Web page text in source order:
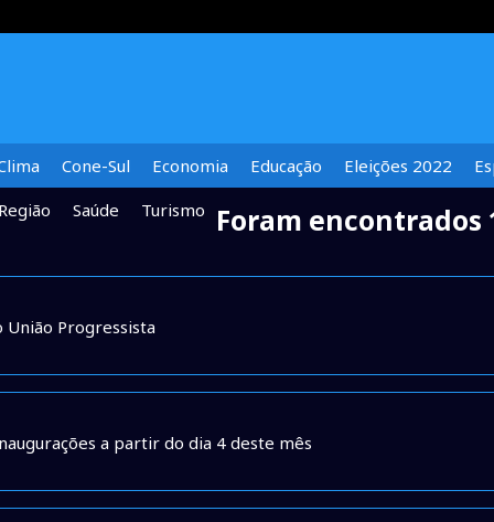
Cone-Sul Economia Educação Eleições 2022
Região Saúde Turismo Foram encontrados
União Progressista
a partir do dia 4 deste mês